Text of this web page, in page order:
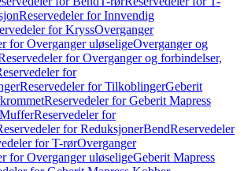
Reservedeler for Innvendig
for KryssOverganger
for Overganger uløseligeOverganger og
for Overganger og forbindelser,
for
Reservedeler for TilkoblingerGeberit
Reservedeler for Geberit Mapress
MufferReservedeler for
for ReduksjonerBendReservedeler
for T-rørOverganger
for Overganger uløseligeGeberit Mapress